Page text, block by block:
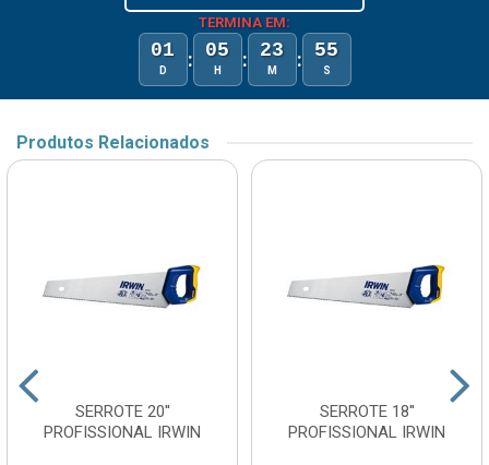
TERMINA EM:
01
D : 05
H : 23
M : 55
S
Produtos Relacionados
SERROTE 20''
PROFISSIONAL IRWIN
SERROTE 18''
PROFISSIONAL IRWIN